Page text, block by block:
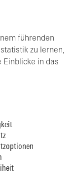
führenden
zu lernen,
Einblicke in das